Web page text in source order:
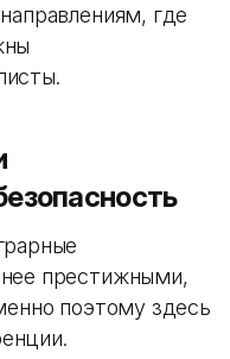
где
престижными,
поэтому здесь